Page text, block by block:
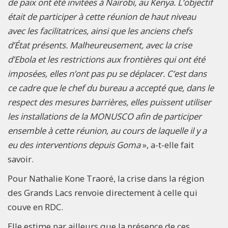
était de participer à cette réunion de haut niveau
avec les facilitatrices, ainsi que les anciens chefs
d’État présents. Malheureusement, avec la crise
d’Ebola et les restrictions aux frontières qui ont été
imposées, elles n’ont pas pu se déplacer. C’est dans
ce cadre que le chef du bureau a accepté que, dans le
respect des mesures barrières, elles puissent utiliser
les installations de la MONUSCO afin de participer
ensemble à cette réunion, au cours de laquelle il y a
eu des interventions depuis Goma», a-t-elle fait
savoir.
Pour Nathalie Kone Traoré, la crise dans la région
des Grands Lacs renvoie directement à celle qui
couve en RDC.